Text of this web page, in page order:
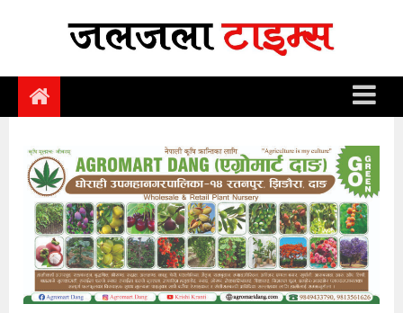
समाचार
समाज
राजनीति
आर्थिक
अन्तर्वार्ता
विचार
साहित्य/